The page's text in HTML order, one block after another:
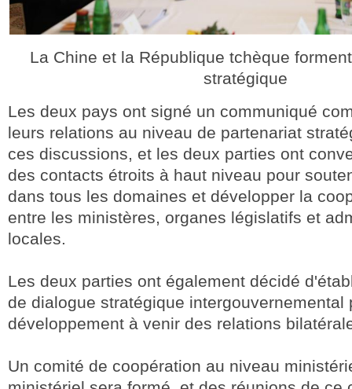
La Chine et la République tchèque
stratégique
Les deux pays ont signé un communiqué
leurs relations au niveau de partenariat
ces discussions, et les deux parties ont
des contacts étroits à haut niveau pour
dans tous les domaines et développer la
entre les ministères, organes législatifs et
locales.
Les deux parties ont également décidé
de dialogue stratégique intergouvernemental
développement à venir des relations
Un comité de coopération au niveau